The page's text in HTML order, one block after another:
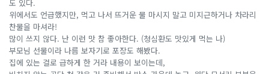
도 있다.
위에서도 언급했지만, 먹고 나서 뜨거운 물 마시지 말고 미지근하거나 차라리
찬물을 마셔라!
많이 쓰지 않다. 난 이런 맛 참 좋아한다. (청심환도 맛있게 먹는 나)
부모님 선물이라 나름 보자기로 포장도 해봤다.
집에 있는 걸로 급하게 한 거라 내용이 보이는데,